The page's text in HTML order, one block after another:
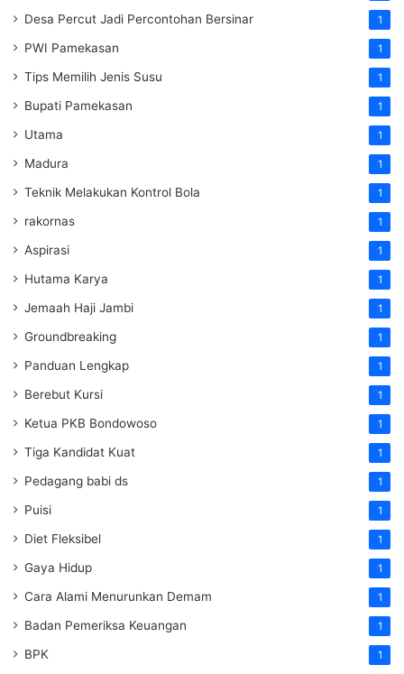
Desa Percut Jadi Percontohan Bersinar 1
PWI Pamekasan 1
Tips Memilih Jenis Susu 1
Bupati Pamekasan 1
Utama 1
Madura 1
Teknik Melakukan Kontrol Bola 1
rakornas 1
Aspirasi 1
Hutama Karya 1
Jemaah Haji Jambi 1
Groundbreaking 1
Panduan Lengkap 1
Berebut Kursi 1
Ketua PKB Bondowoso 1
Tiga Kandidat Kuat 1
Pedagang babi ds 1
Puisi 1
Diet Fleksibel 1
Gaya Hidup 1
Cara Alami Menurunkan Demam 1
Badan Pemeriksa Keuangan 1
BPK 1